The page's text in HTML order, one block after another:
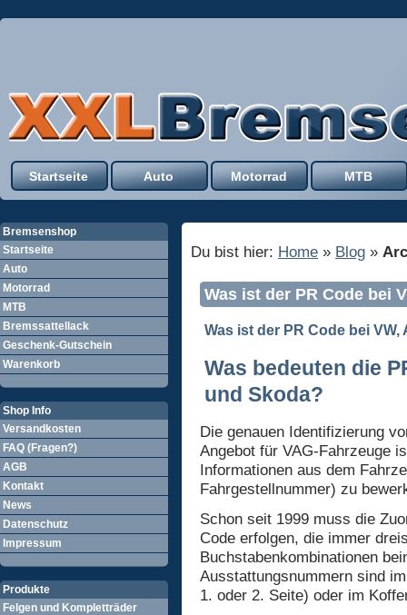
Startseite Auto Motorrad MTB
Bremsenshop
Startseite
Auto
Motorrad
MTB
Bremssattellack
Geschenk-Gutschein
Warenkorb
Shop Info
Versandkosten
FAQ (Fragen?)
AGB
Kontakt
News
Datenschutz
Impressum
Produkte
Felgen und Kompletträder
Du bist hier: Home » Blog »
Was ist der PR Code bei
Was ist der PR Code bei
Was bedeuten die
und Skoda?
Die genauen Identifizierung
Angebot für VAG-Fahrzeuge
Informationen aus dem
Fahrgestellnummer) zu
Schon seit 1999 muss die
Code erfolgen, die immer
Buchstabenkombinationen
Ausstattungsnummern sind
1. oder 2. Seite) oder im